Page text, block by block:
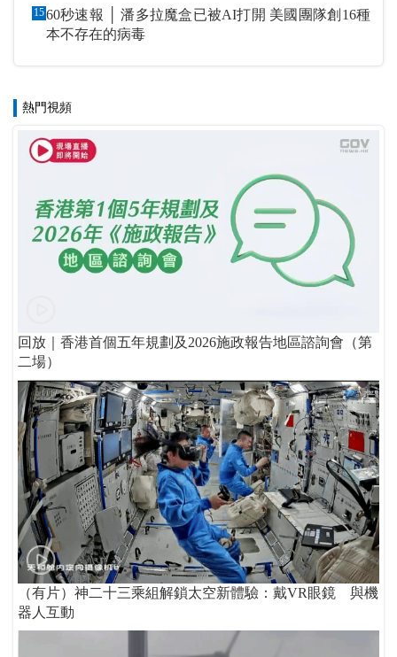
1560秒速報 │ 潘多拉魔盒已被AI打開 美國團隊創16種
本不存在的病毒
熱門視頻
回放｜香港首個五年規劃及2026施政報告地區諮詢會（第
二場）
（有片）神二十三乘組解鎖太空新體驗：戴VR眼鏡 與機
器人互動